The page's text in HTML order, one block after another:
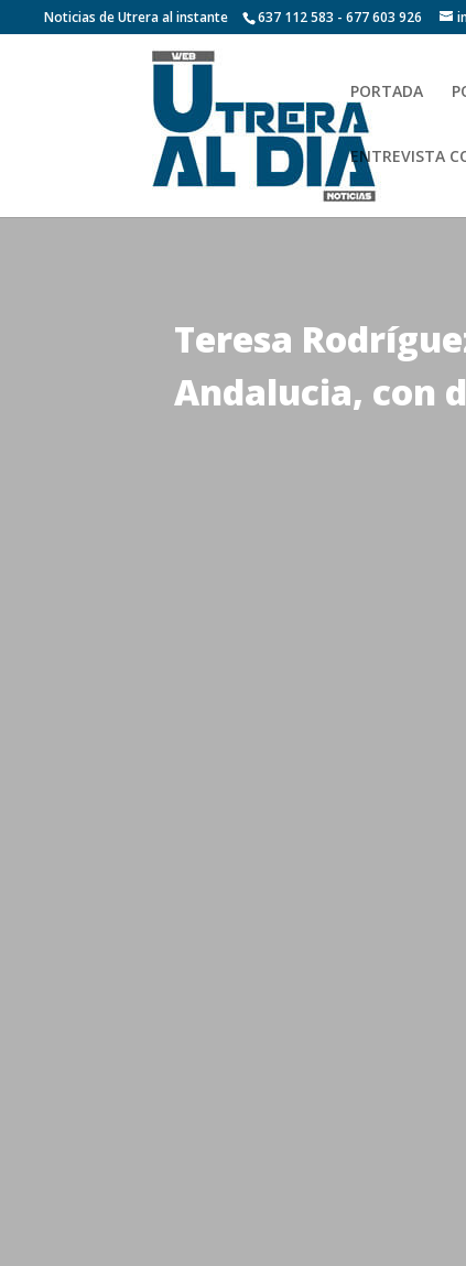
Noticias de Utrera al instante 637 112 583 - 677 603 926
PORTADA
ENTREVISTA
Teresa
Andalucia, con